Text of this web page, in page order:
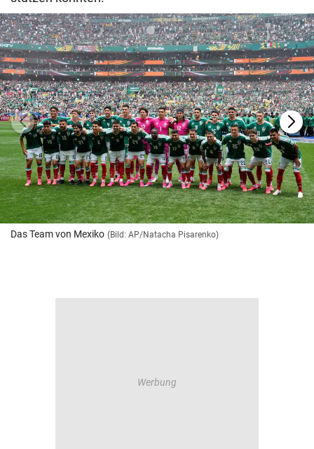
Das Team von Mexiko (Bild: AP/Natacha Pisarenko)